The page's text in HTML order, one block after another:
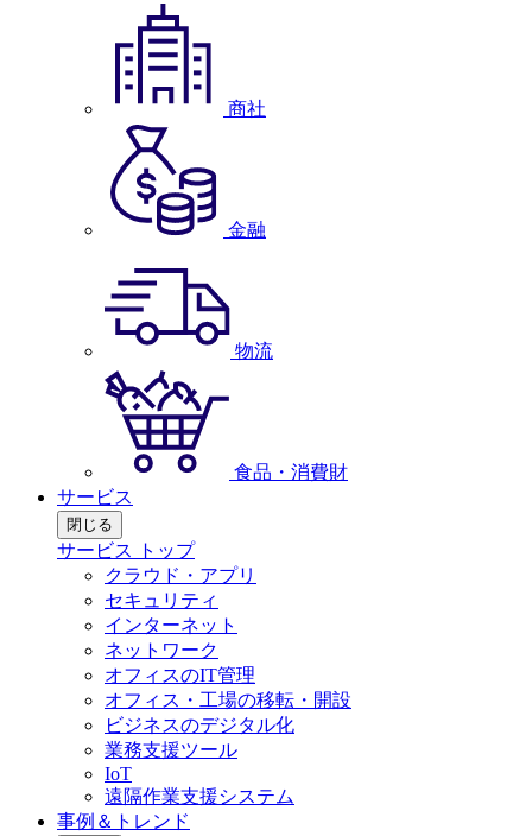
商社
金融
物流
食品・消費財
サービス
閉じる
サービス トップ
クラウド・アプリ
セキュリティ
インターネット
ネットワーク
オフィスのIT管理
オフィス・工場の移転・開設
ビジネスのデジタル化
業務支援ツール
IoT
遠隔作業支援システム
事例＆トレンド